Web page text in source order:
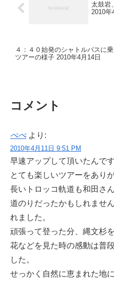
太鼓岩
2010年
４：４０始発のシャトルバスに乗
ツアーの様子 2010年4月14日
コメント
ぺぺ より:
2010年4月11日 9:51 PM
早速アップして頂いたんです
とても楽しいツアーをあり
長いトロッコ軌道も和田さ
道のりだったかもしれませ
れました。
頑張って登った分、縄文杉
花などを見た時の感動は普
した。
せっかく自然に恵まれた地